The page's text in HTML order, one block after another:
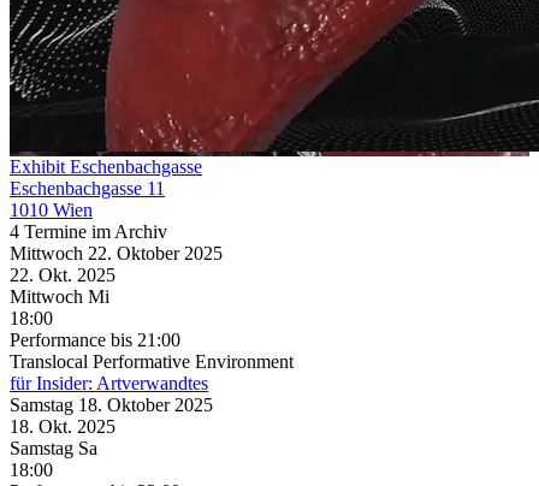
Exhibit Eschenbachgasse
Eschenbachgasse 11
1010 Wien
4 Termine im Archiv
Mittwoch 22. Oktober 2025
22. Okt. 2025
Mittwoch Mi
18:00
Performance bis 21:00
Translocal Performative Environment
für Insider: Artverwandtes
Samstag 18. Oktober 2025
18. Okt. 2025
Samstag Sa
18:00